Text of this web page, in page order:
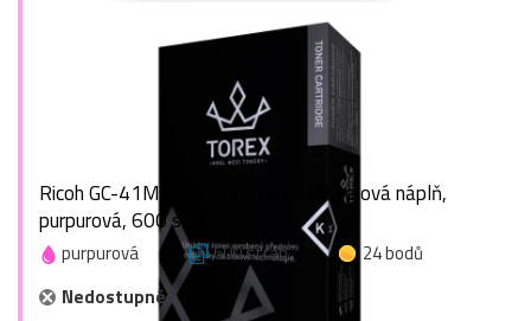
Ricoh GC-41M (405767), TOREX® gelová náplň,
purpurová, 600 stran
purpurová 600 stran
24 bodů
Nedostupné